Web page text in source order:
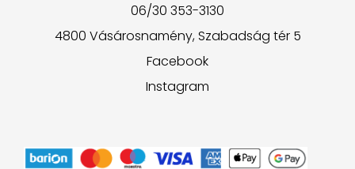
06/30 353-3130
4800 Vásárosnamény, Szabadság tér 5
Facebook
Instagram